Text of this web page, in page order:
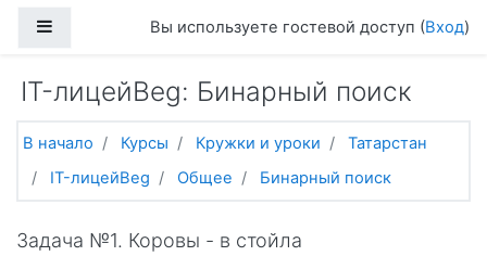
Боковая панельВы используете гостевой доступ (Вход)
IT-лицейBeg: Бинарный поиск
В начало Курсы Кружки и уроки
Татарстан
IT-лицейBeg
Общее Бинарный поиск
Задача №1. Коровы - в стойла